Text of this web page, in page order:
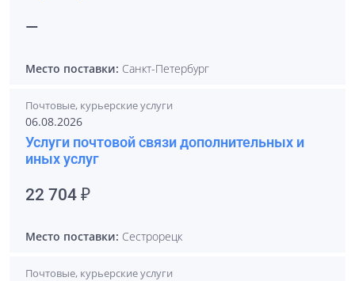
—
Место поставки: Санкт-Петербург
Почтовые, курьерские услуги
06.08.2026
Услуги почтовой связи дополнительных и
иных услуг
22 704 ₽
Место поставки: Сестрорецк
Почтовые, курьерские услуги